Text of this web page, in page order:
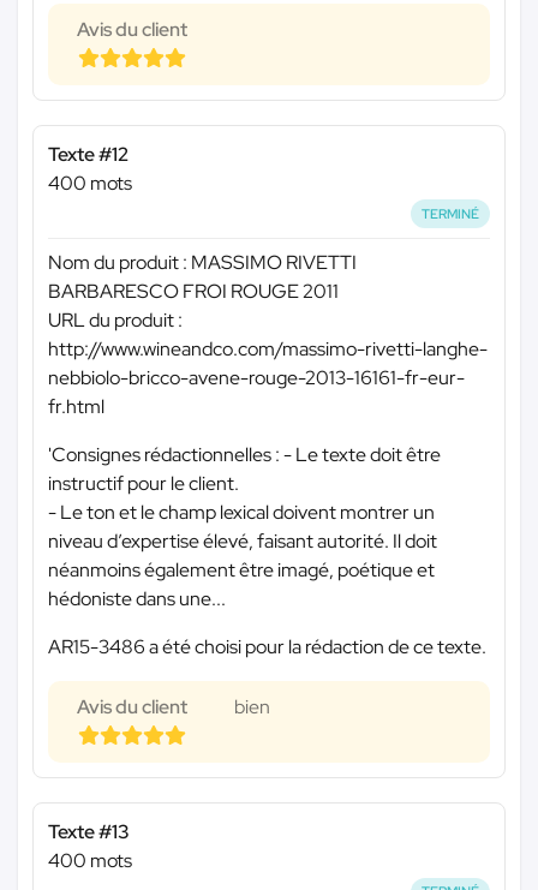
Avis du client
Texte #12
400 mots
TERMINÉ
Nom du produit : MASSIMO RIVETTI
BARBARESCO FROI ROUGE 2011
URL du produit :
http://www.wineandco.com/massimo-rivetti-langhe-
nebbiolo-bricco-avene-rouge-2013-16161-fr-eur-
fr.html
'Consignes rédactionnelles : - Le texte doit être
instructif pour le client.
- Le ton et le champ lexical doivent montrer un
niveau d’expertise élevé, faisant autorité. Il doit
néanmoins également être imagé, poétique et
hédoniste dans une...
AR15-3486 a été choisi pour la rédaction de ce texte.
Avis du client bien
Texte #13
400 mots